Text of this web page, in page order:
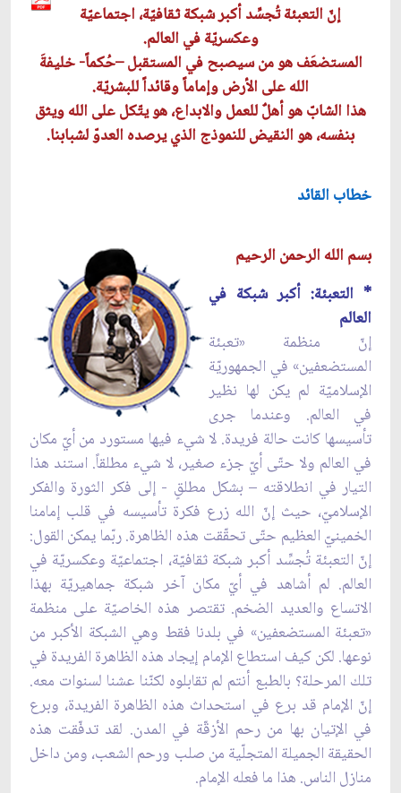
إنّ التعبئة تُجسِّد أكبر شبكة ثقافيّة، اجتماعيّة
وعكسريّة في العالم.
المستضعَف هو من سيصبح في المستقبل –حُكماً- خليفةَ
الله على الأرض وإماماً وقائداً للبشريّة.
هذا الشابّ هو أهلٌ للعمل والابداع، هو يتّكل على الله ويثق
بنفسه، هو النقيض للنموذج الذي يرصده العدوّ لشبابنا.
خطاب القائد
بسم الله الرحمن الرحيم
* التعبئة: أكبر شبكة في
العالم
إنّ منظمة «تعبئة
المستضعفين» في الجمهوريّة
الإسلاميّة لم يكن لها نظير
في العالم. وعندما جرى
تأسيسها كانت حالة فريدة. لا شيء فيها مستورد من أيّ مكان
في العالم ولا حتّى أيّ جزء صغير، لا شيء مطلقاً. استند هذا
التيار في انطلاقته – بشكل مطلقٍ - إلى فكر الثورة والفكر
الإسلاميّ، حيث إنّ الله زرع فكرة تأسيسه في قلب إمامنا
الخمينيّ العظيم حتّى تحقّقت هذه الظاهرة. ربّما يمكن القول:
إنّ التعبئة تُجسِّد أكبر شبكة ثقافيّة، اجتماعيّة وعكسريّة في
العالم. لم أشاهد في أيّ مكان آخر شبكة جماهيريّة بهذا
الاتساع والعديد الضخم. تقتصر هذه الخاصيّة على منظمة
«تعبئة المستضعفين» في بلدنا فقط وهي الشبكة الأكبر من
نوعها. لكن كيف استطاع الإمام إيجاد هذه الظاهرة الفريدة في
تلك المرحلة؟ بالطبع أنتم لم تقابلوه لكنّنا عشنا لسنوات معه.
إنّ الإمام قد برع في استحداث هذه الظاهرة الفريدة، وبرع
في الإتيان بها من رحم الأزقّة في المدن. لقد تدفّقت هذه
الحقيقة الجميلة المتجلّية من صلب ورحم الشعب، ومن داخل
منازل الناس. هذا ما فعله الإمام.